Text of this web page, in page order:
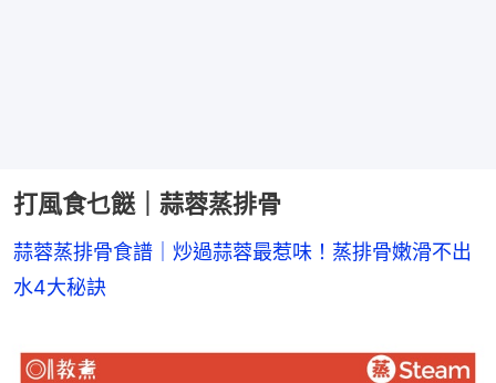
打風食乜餸｜蒜蓉蒸排骨
蒜蓉蒸排骨食譜｜炒過蒜蓉最惹味！蒸排骨嫩滑不出
水4大秘訣